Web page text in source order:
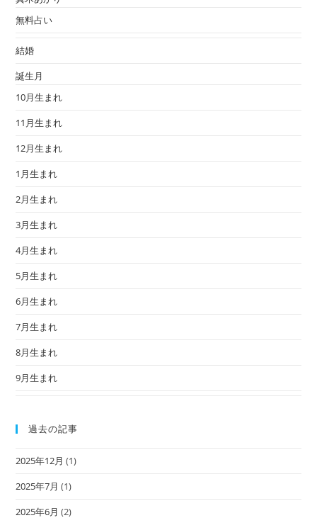
無料占い
結婚
誕生月
10月生まれ
11月生まれ
12月生まれ
1月生まれ
2月生まれ
3月生まれ
4月生まれ
5月生まれ
6月生まれ
7月生まれ
8月生まれ
9月生まれ
過去の記事
2025年12月 (1)
2025年7月 (1)
2025年6月 (2)